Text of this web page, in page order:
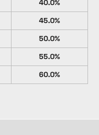
40.0%
45.0%
50.0%
55.0%
60.0%